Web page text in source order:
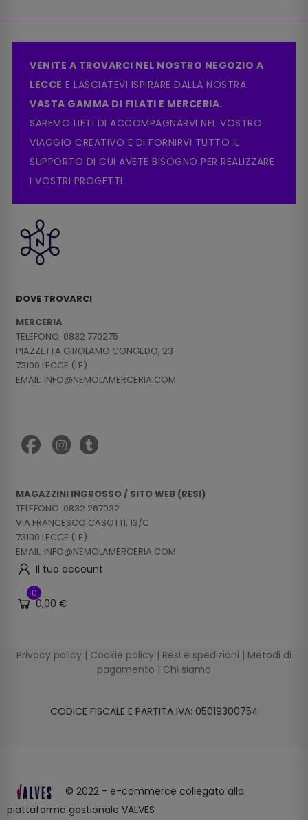
VENITE A TROVARCI NEL NOSTRO NEGOZIO A
LECCE E LASCIATEVI ISPIRARE DALLA NOSTRA
VASTA GAMMA DI FILATI E MERCERIA.
SAREMO LIETI DI ACCOMPAGNARVI NEL VOSTRO
VIAGGIO CREATIVO E DI FORNIRVI TUTTO IL
SUPPORTO DI CUI AVETE BISOGNO PER REALIZZARE
I VOSTRI PROGETTI.
DOVE TROVARCI
MERCERIA
TELEFONO: 0832 770275
PIAZZETTA GIROLAMO CONGEDO, 23
73100 LECCE (LE)
EMAIL: INFO@NEMOLAMERCERIA.COM
MAGAZZINI INGROSSO / SITO WEB (RESI)
TELEFONO: 0832 267032
VIA FRANCESCO CASOTTI, 13/C
73100 LECCE (LE)
EMAIL: INFO@NEMOLAMERCERIA.COM
Il tuo account
0
0,00 €
Privacy policy | Cookie policy | Resi e spedizioni | Metodi di
pagamento | Chi siamo
CODICE FISCALE E PARTITA IVA: 05019300754
© 2022 - e-commerce collegato alla
piattaforma gestionale VALVES